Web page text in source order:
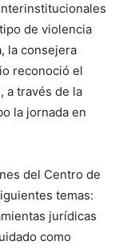
de violencia
la consejera
reconoció el
a través de la
la jornada en
del Centro de
temas:
jurídicas
como